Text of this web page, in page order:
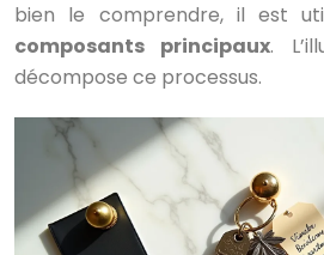
bien le comprendre, il est
composants principaux.
décompose ce processus.